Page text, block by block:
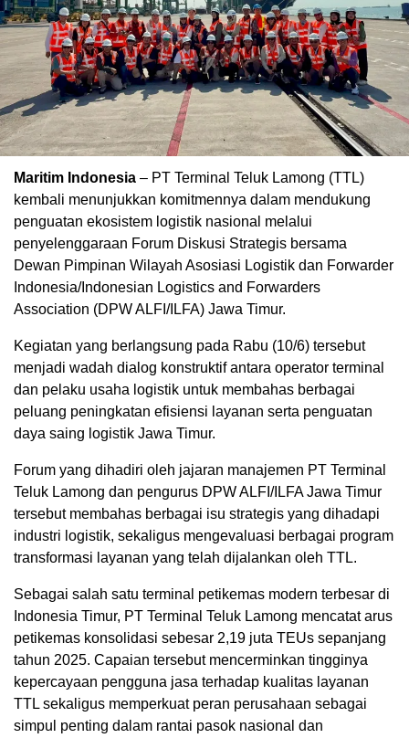
Maritim Indonesia – PT Terminal Teluk Lamong (TTL)
kembali menunjukkan komitmennya dalam mendukung
penguatan ekosistem logistik nasional melalui
penyelenggaraan Forum Diskusi Strategis bersama
Dewan Pimpinan Wilayah Asosiasi Logistik dan Forwarder
Indonesia/Indonesian Logistics and Forwarders
Association (DPW ALFI/ILFA) Jawa Timur.
Kegiatan yang berlangsung pada Rabu (10/6) tersebut
menjadi wadah dialog konstruktif antara operator terminal
dan pelaku usaha logistik untuk membahas berbagai
peluang peningkatan efisiensi layanan serta penguatan
daya saing logistik Jawa Timur.
Forum yang dihadiri oleh jajaran manajemen PT Terminal
Teluk Lamong dan pengurus DPW ALFI/ILFA Jawa Timur
tersebut membahas berbagai isu strategis yang dihadapi
industri logistik, sekaligus mengevaluasi berbagai program
transformasi layanan yang telah dijalankan oleh TTL.
Sebagai salah satu terminal petikemas modern terbesar di
Indonesia Timur, PT Terminal Teluk Lamong mencatat arus
petikemas konsolidasi sebesar 2,19 juta TEUs sepanjang
tahun 2025. Capaian tersebut mencerminkan tingginya
kepercayaan pengguna jasa terhadap kualitas layanan
TTL sekaligus memperkuat peran perusahaan sebagai
simpul penting dalam rantai pasok nasional dan